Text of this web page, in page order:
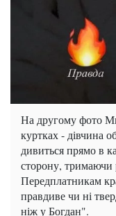
На другому фото
куртках - дівчина
дивиться прямо в
сторону, тримаючи
Передплатникам
правдиве чи ні
ніж у Богдан".